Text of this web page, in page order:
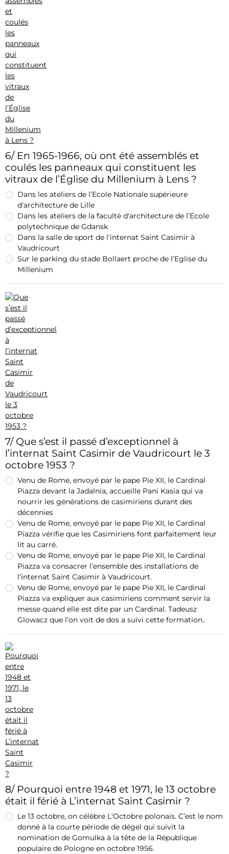
6/ En 1965-1966, où ont été assemblés et
coulés les panneaux qui constituent les
vitraux de l’Église du Millenium à Lens ?
Dans les ateliers de l’Ecole Nationale supérieure
d'architecture de Lille
Dans les ateliers de la faculté d'architecture de l’Ecole
polytechnique de Gdansk
Dans la salle de sport de l’internat Saint Casimir à
Vaudricourt
Sur le parking du stade Bollaert proche de l’Eglise du
Millenium
7/ Que s’est il passé d’exceptionnel à
l’internat Saint Casimir de Vaudricourt le 3
octobre 1953 ?
Venu de Rome, envoyé par le pape Pie XII, le Cardinal
Piazza devant la Jadalnia, accueille Pani Kasia qui va
nourrir les générations de casimiriens durant des
décennies
Venu de Rome, envoyé par le pape Pie XII, le Cardinal
Piazza vérifie que les Casimiriens font parfaitement leur
lit au carré.
Venu de Rome, envoyé par le pape Pie XII, le Cardinal
Piazza va consacrer l’ensemble des installations de
l’internat Saint Casimir à Vaudricourt.
Venu de Rome, envoyé par le pape Pie XII, le Cardinal
Piazza va expliquer aux casimiriens comment servir la
messe quand elle est dite par un Cardinal. Tadeusz
Glowacz que l’on voit de dos a suivi cette formation..
8/ Pourquoi entre 1948 et 1971, le 13 octobre
était il férié à L’internat Saint Casimir ?
Le 13 octobre, on célèbre L'Octobre polonais. C’est le nom
donné à la courte période de dégel qui suivit la
nomination de Gomulka à la tête de la République
populaire de Pologne en octobre 1956.